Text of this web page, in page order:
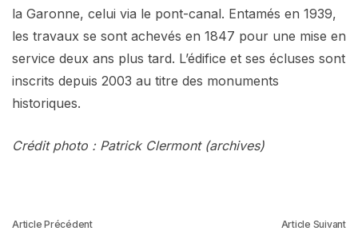
la Garonne, celui via le pont-canal. Entamés en 1939,
les travaux se sont achevés en 1847 pour une mise en
service deux ans plus tard. L’édifice et ses écluses sont
inscrits depuis 2003 au titre des monuments
historiques.
Crédit photo : Patrick Clermont (archives)
Article Précédent Article Suivant